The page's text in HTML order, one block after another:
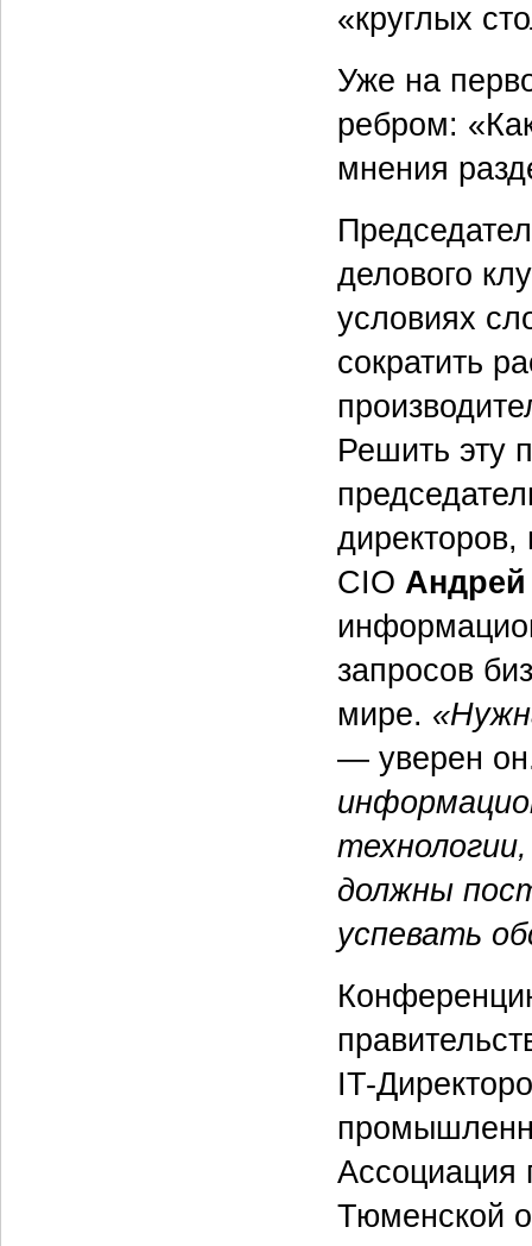
«круглых
Уже на
ребром:
мнения
делового
условиях
сократить
Решить эту
CIO
запросов
мире.
— уверен
должны
успевать
IT-
Ассоциация
Тюменской